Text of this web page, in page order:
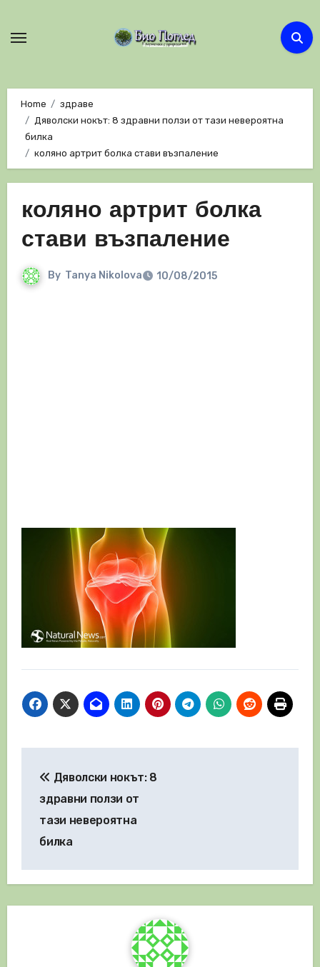
Home
здраве
Дяволски нокът: 8 здравни ползи от тази невероятна
билка
коляно артрит болка стави възпаление
коляно артрит болка
стави възпаление
By Tanya Nikolova 10/08/2015
Дяволски нокът: 8
здравни ползи от
тази невероятна
билка